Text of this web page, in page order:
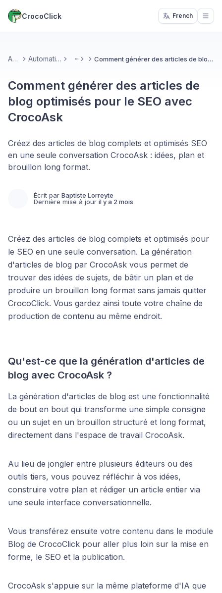
CrocoClick French
Accueil Automatisations & IA More Comment générer des articles de blog optimisés pour le SEO avec CrocoAsk
Comment générer des articles de
blog optimisés pour le SEO avec
CrocoAsk
Créez des articles de blog complets et optimisés SEO
en une seule conversation CrocoAsk : idées, plan et
brouillon long format.
Écrit par Baptiste Lorreyte
Dernière mise à jour il y a 2 mois
Créez des articles de blog complets et optimisés pour
le SEO en une seule conversation. La génération
d'articles de blog par CrocoAsk vous permet de
trouver des idées de sujets, de bâtir un plan et de
produire un brouillon long format sans jamais quitter
CrocoClick. Vous gardez ainsi toute votre chaîne de
production de contenu au même endroit.
Qu'est-ce que la génération d'articles de
blog avec CrocoAsk ?
La génération d'articles de blog est une fonctionnalité
de bout en bout qui transforme une simple consigne
ou un sujet en un brouillon structuré et long format,
directement dans l'espace de travail CrocoAsk.
Au lieu de jongler entre plusieurs éditeurs ou des
outils tiers, vous pouvez réfléchir à vos idées,
construire votre plan et rédiger un article entier via
une seule interface conversationnelle.
Vous transférez ensuite votre contenu dans le module
Blog de CrocoClick pour aller plus loin sur la mise en
forme, le SEO et la publication.
CrocoAsk s'appuie sur la même plateforme d'IA que